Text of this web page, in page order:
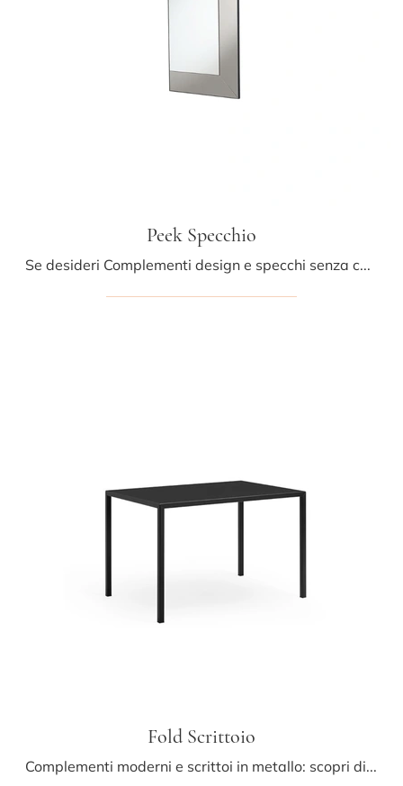
Peek Specchio
Se desideri Complementi design e specchi senza cornice scopri di più sul modello Peek Specchio della firma Midj.
Fold Scrittoio
Complementi moderni e scrittoi in metallo: scopri di più sul modello Fold Scrittoio di Midj e potrai completare i tuoi interni.